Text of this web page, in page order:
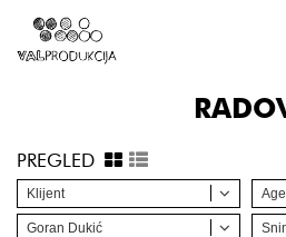
PREGLED
Klijent
Goran Dukić